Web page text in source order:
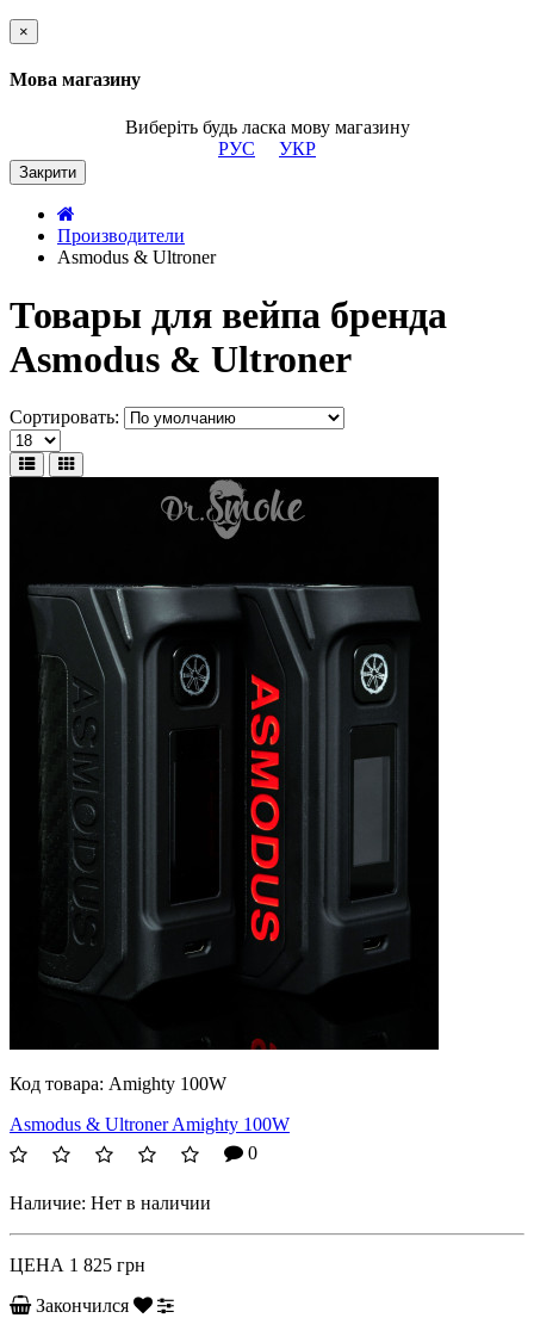
×
Мова магазину
Виберіть будь ласка мову магазину
РУС
УКР
Закрити
Производители
Asmodus & Ultroner
Товары для вейпа бренда
Asmodus & Ultroner
Сортировать:
Код товара: Amighty 100W
Asmodus & Ultroner Amighty 100W
0
Наличие: Нет в наличии
ЦЕНА 1 825 грн
Закончился